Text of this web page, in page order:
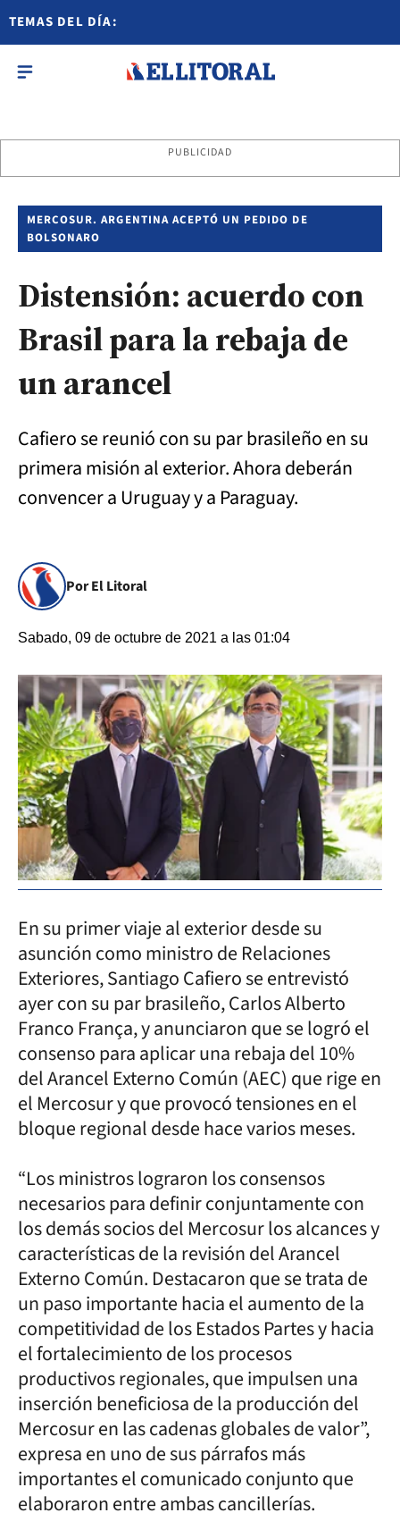
TEMAS DEL DÍA:
PUBLICIDAD
MERCOSUR. ARGENTINA ACEPTÓ UN PEDIDO DE
BOLSONARO
Distensión: acuerdo con
Brasil para la rebaja de
un arancel
Cafiero se reunió con su par brasileño en su
primera misión al exterior. Ahora deberán
convencer a Uruguay y a Paraguay.
Por El Litoral
Sabado, 09 de octubre de 2021 a las 01:04
En su primer viaje al exterior desde su
asunción como ministro de Relaciones
Exteriores, Santiago Cafiero se entrevistó
ayer con su par brasileño, Carlos Alberto
Franco França, y anunciaron que se logró el
consenso para aplicar una rebaja del 10%
del Arancel Externo Común (AEC) que rige en
el Mercosur y que provocó tensiones en el
bloque regional desde hace varios meses.
“Los ministros lograron los consensos
necesarios para definir conjuntamente con
los demás socios del Mercosur los alcances y
características de la revisión del Arancel
Externo Común. Destacaron que se trata de
un paso importante hacia el aumento de la
competitividad de los Estados Partes y hacia
el fortalecimiento de los procesos
productivos regionales, que impulsen una
inserción beneficiosa de la producción del
Mercosur en las cadenas globales de valor”,
expresa en uno de sus párrafos más
importantes el comunicado conjunto que
elaboraron entre ambas cancillerías.